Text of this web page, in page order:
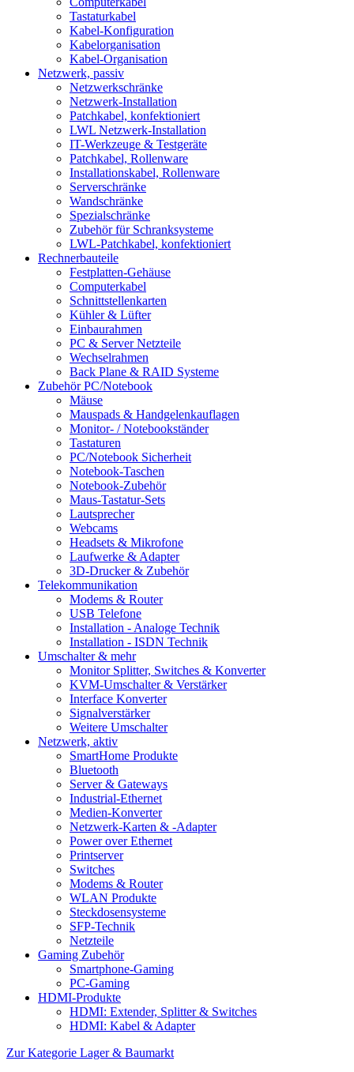
Tastaturkabel
Kabel-Konfiguration
Kabelorganisation
Kabel-Organisation
Netzwerk, passiv
Netzwerkschränke
Netzwerk-Installation
Patchkabel, konfektioniert
LWL Netzwerk-Installation
IT-Werkzeuge & Testgeräte
Patchkabel, Rollenware
Installationskabel, Rollenware
Serverschränke
Wandschränke
Spezialschränke
Zubehör für Schranksysteme
LWL-Patchkabel, konfektioniert
Rechnerbauteile
Festplatten-Gehäuse
Computerkabel
Schnittstellenkarten
Kühler & Lüfter
Einbaurahmen
PC & Server Netzteile
Wechselrahmen
Back Plane & RAID Systeme
Zubehör PC/Notebook
Mäuse
Mauspads & Handgelenkauflagen
Monitor- / Notebookständer
Tastaturen
PC/Notebook Sicherheit
Notebook-Taschen
Notebook-Zubehör
Maus-Tastatur-Sets
Lautsprecher
Webcams
Headsets & Mikrofone
Laufwerke & Adapter
3D-Drucker & Zubehör
Telekommunikation
Modems & Router
USB Telefone
Installation - Analoge Technik
Installation - ISDN Technik
Umschalter & mehr
Monitor Splitter, Switches & Konverter
KVM-Umschalter & Verstärker
Interface Konverter
Signalverstärker
Weitere Umschalter
Netzwerk, aktiv
SmartHome Produkte
Bluetooth
Server & Gateways
Industrial-Ethernet
Medien-Konverter
Netzwerk-Karten & -Adapter
Power over Ethernet
Printserver
Switches
Modems & Router
WLAN Produkte
Steckdosensysteme
SFP-Technik
Netzteile
Gaming Zubehör
Smartphone-Gaming
PC-Gaming
HDMI-Produkte
HDMI: Extender, Splitter & Switches
HDMI: Kabel & Adapter
Zur Kategorie Lager & Baumarkt